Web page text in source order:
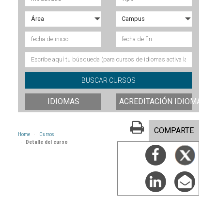
IDIOMAS ACREDITACIÓN IDIOMAS
Home
Cursos
Detalle del curso
COMPARTE